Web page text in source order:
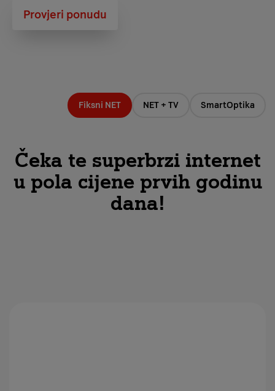
Provjeri ponudu
Fiksni NET NET + TV SmartOptika
Čeka te superbrzi internet
u pola cijene prvih godinu
dana!